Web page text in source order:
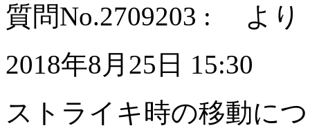
質問No.2709203 : より
2018年8月25日 15:30
ストライキ時の移動に